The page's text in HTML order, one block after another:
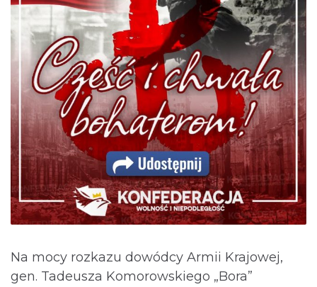
Na mocy rozkazu dowódcy Armii Krajowej,
gen. Tadeusza Komorowskiego „Bora”